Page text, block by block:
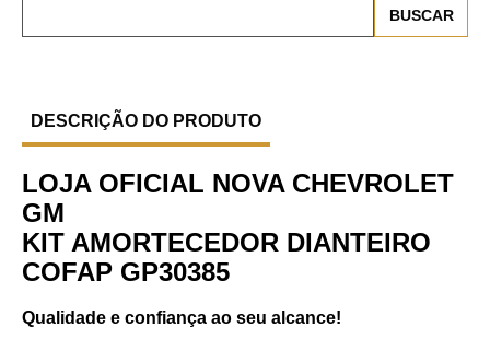
DESCRIÇÃO DO PRODUTO
LOJA OFICIAL NOVA CHEVROLET
GM
KIT AMORTECEDOR DIANTEIRO
COFAP GP30385
Qualidade e confiança ao seu alcance!